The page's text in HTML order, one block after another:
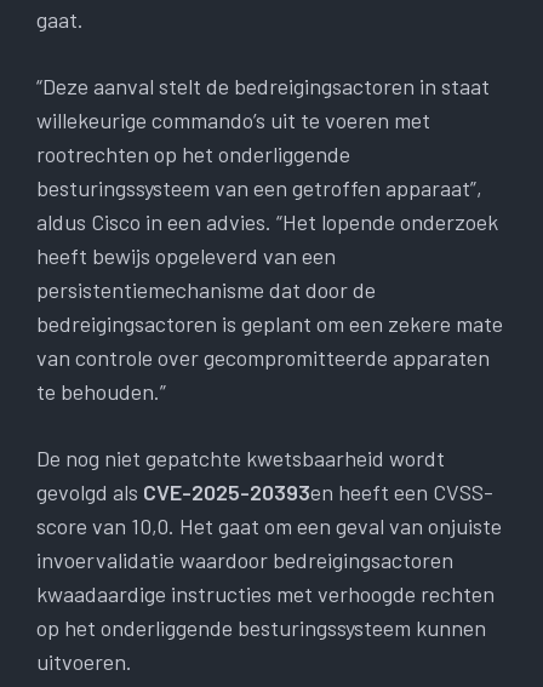
gaat.
“Deze aanval stelt de bedreigingsactoren in staat
willekeurige commando’s uit te voeren met
rootrechten op het onderliggende
besturingssysteem van een getroffen apparaat”,
aldus Cisco in een advies. “Het lopende onderzoek
heeft bewijs opgeleverd van een
persistentiemechanisme dat door de
bedreigingsactoren is geplant om een ​​zekere mate
van controle over gecompromitteerde apparaten
te behouden.”
De nog niet gepatchte kwetsbaarheid wordt
gevolgd als CVE-2025-20393en heeft een CVSS-
score van 10,0. Het gaat om een ​​geval van onjuiste
invoervalidatie waardoor bedreigingsactoren
kwaadaardige instructies met verhoogde rechten
op het onderliggende besturingssysteem kunnen
uitvoeren.